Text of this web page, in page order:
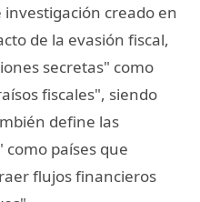
investigación creado en
de la evasión fiscal,
secretas" como
fiscales", siendo
define las
como países que
flujos financieros